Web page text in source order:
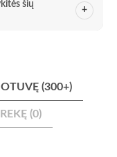
šių
(300+)
(0)